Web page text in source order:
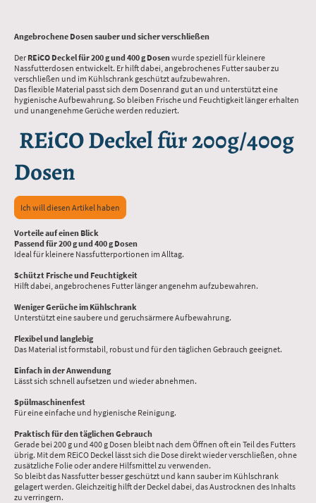
Angebrochene Dosen sauber und sicher verschließen
Der REiCO Deckel für 200 g und 400 g Dosenwurde speziell für kleinere
Nassfutterdosen entwickelt. Er hilft dabei, angebrochenes Futter sauber zu
verschließen und im Kühlschrank geschützt aufzubewahren.
Das flexible Material passt sich dem Dosenrand gut an und unterstützt eine
hygienische Aufbewahrung. So bleiben Frische und Feuchtigkeit länger erhalten
und unangenehme Gerüche werden reduziert.
REiCO Deckel für 200g/400g
Dosen
Ich will diesen Artikel haben
Vorteile auf einen Blick
Passend für 200 g und 400 g Dosen
Ideal für kleinere Nassfutterportionen im Alltag.
Schützt Frische und Feuchtigkeit
Hilft dabei, angebrochenes Futter länger angenehm aufzubewahren.
Weniger Gerüche im Kühlschrank
Unterstützt eine saubere und geruchsärmere Aufbewahrung.
Flexibel und langlebig
Das Material ist formstabil, robust und für den täglichen Gebrauch geeignet.
Einfach in der Anwendung
Lässt sich schnell aufsetzen und wieder abnehmen.
Spülmaschinenfest
Für eine einfache und hygienische Reinigung.
Praktisch für den täglichen Gebrauch
Gerade bei 200 g und 400 g Dosen bleibt nach dem Öffnen oft ein Teil des Futters
übrig. Mit dem REiCO Deckel lässt sich die Dose direkt wieder verschließen, ohne
zusätzliche Folie oder andere Hilfsmittel zu verwenden.
So bleibt das Nassfutter besser geschützt und kann sauber im Kühlschrank
gelagert werden. Gleichzeitig hilft der Deckel dabei, das Austrocknen des Inhalts
zu verringern.